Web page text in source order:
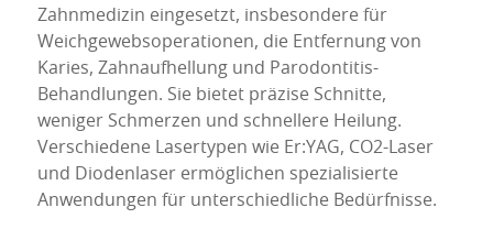
Zahnmedizin eingesetzt, insbesondere für
Weichgewebsoperationen, die Entfernung von
Karies, Zahnaufhellung und Parodontitis-
Behandlungen. Sie bietet präzise Schnitte,
weniger Schmerzen und schnellere Heilung.
Verschiedene Lasertypen wie Er:YAG, CO2-Laser
und Diodenlaser ermöglichen spezialisierte
Anwendungen für unterschiedliche Bedürfnisse.